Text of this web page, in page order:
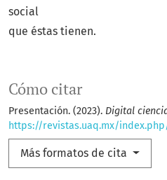
Cómo citar
Presentación. (2023). Digital
https://revistas.uaq.mx/
Más formatos de cita
social
que éstas tienen.